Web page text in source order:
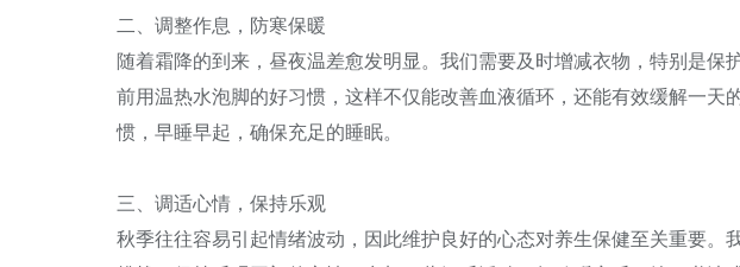
二、调整作息，防寒保暖
随着霜降的到来，昼夜温差愈发明显。我们需要及时增减衣物，特别是保
前用温热水泡脚的好习惯，这样不仅能改善血液循环，还能有效缓解一天
惯，早睡早起，确保充足的睡眠。
三、调适心情，保持乐观
秋季往往容易引起情绪波动，因此维护良好的心态对养生保健至关重要。